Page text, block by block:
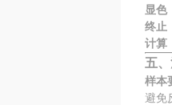
显色
终止
计算
五
样本
避免